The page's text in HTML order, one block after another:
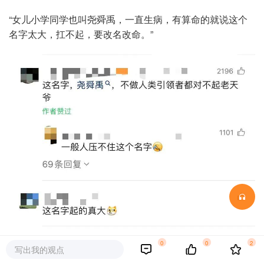
“女儿小学同学也叫尧舜禹，一直生病，有算命的就说这个
名字太大，扛不起，要改名改命。”
网友评论
写出我的观点
0 0 2